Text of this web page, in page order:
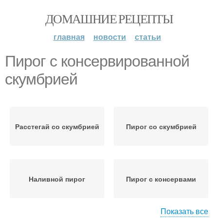
ДОМАШНИЕ РЕЦЕПТЫ
главная новости статьи
Пирог с консервированной
скумбрией
Расстегай со скумбрией Пирог со скумбрией
Наливной пирог Пирог с консервами
Показать все